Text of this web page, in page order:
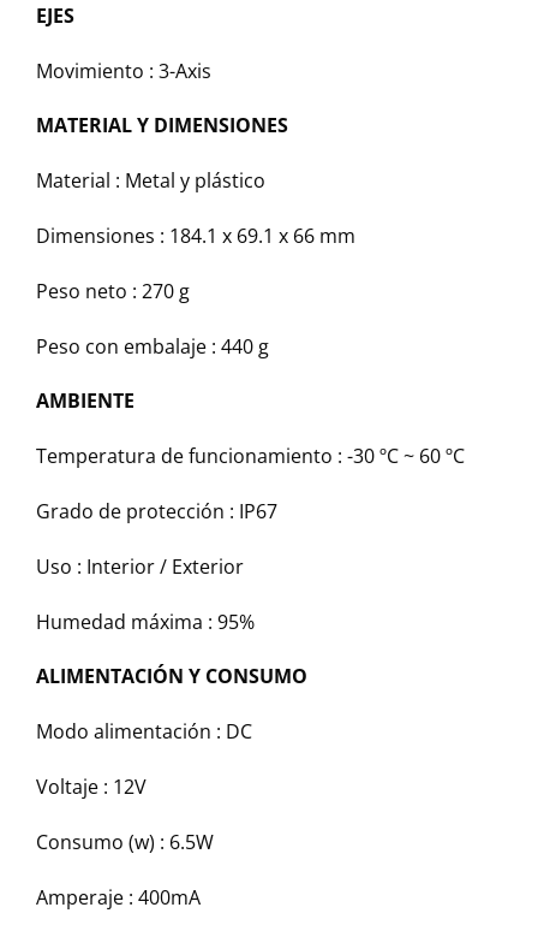
EJES
Movimiento : 3-Axis
MATERIAL Y DIMENSIONES
Material : Metal y plástico
Dimensiones : 184.1 x 69.1 x 66 mm
Peso neto : 270 g
Peso con embalaje : 440 g
AMBIENTE
Temperatura de funcionamiento : -30 ºC ~ 60 ºC
Grado de protección : IP67
Uso : Interior / Exterior
Humedad máxima : 95%
ALIMENTACIÓN Y CONSUMO
Modo alimentación : DC
Voltaje : 12V
Consumo (w) : 6.5W
Amperaje : 400mA